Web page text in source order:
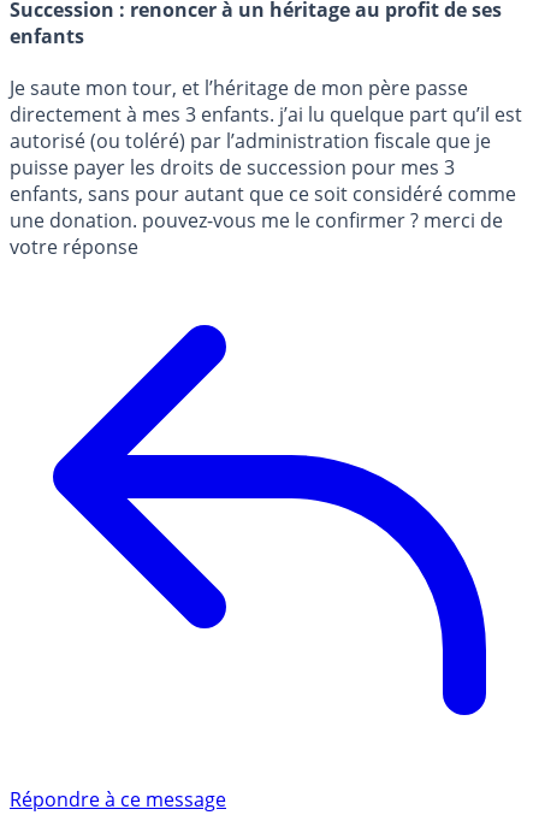
Succession : renoncer à un héritage au profit de ses
enfants
Je saute mon tour, et l’héritage de mon père passe
directement à mes 3 enfants. j’ai lu quelque part qu’il est
autorisé (ou toléré) par l’administration fiscale que je
puisse payer les droits de succession pour mes 3
enfants, sans pour autant que ce soit considéré comme
une donation. pouvez-vous me le confirmer ? merci de
votre réponse
Répondre à ce message